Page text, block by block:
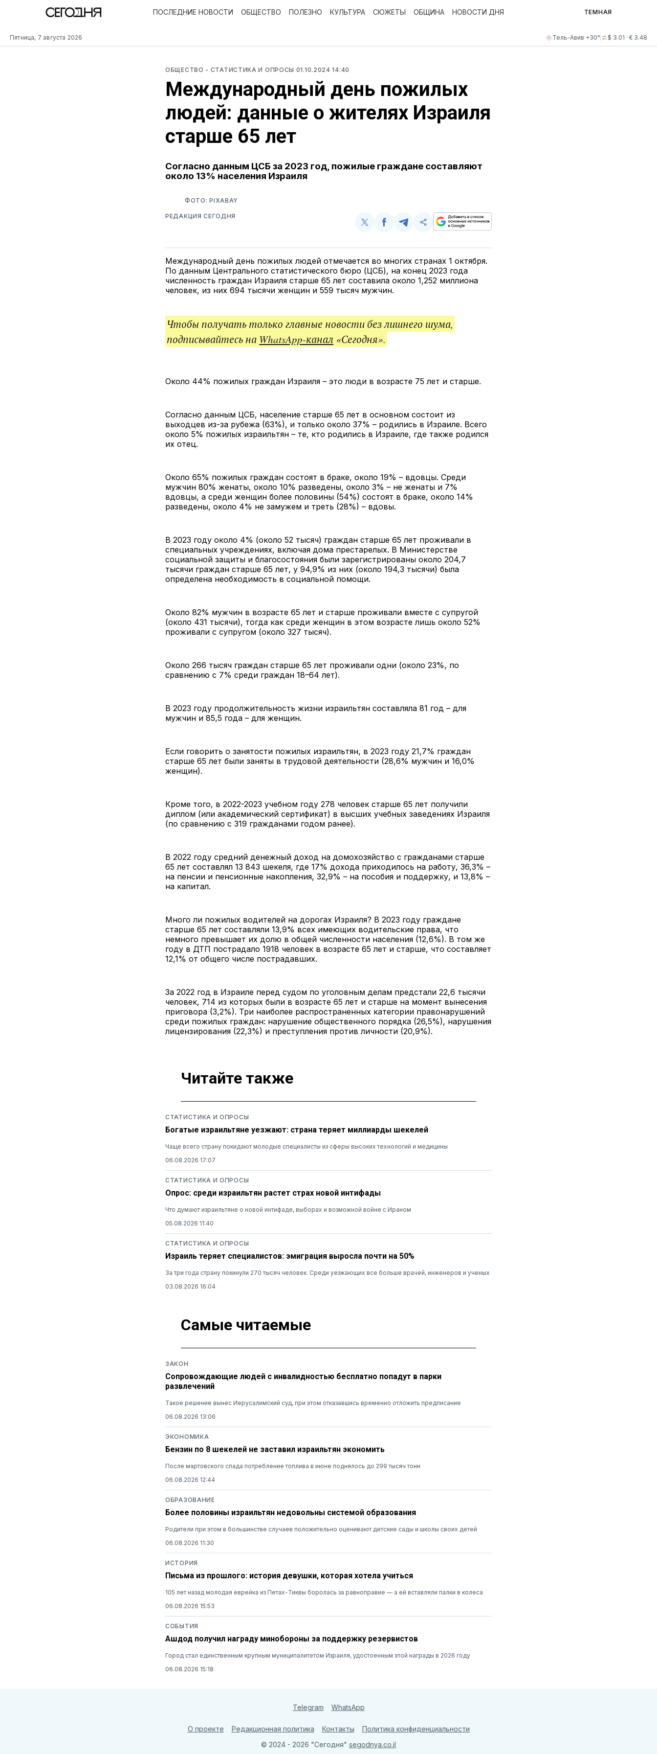
Пятница, 7 августа 2026 Тель-Авив +30° $ 3.01 · € 3.48
ПОСЛЕДНИЕ НОВОСТИ ОБЩЕСТВО ПОЛЕЗНО КУЛЬТУРА СЮЖЕТЫ ОБЩИНА НОВОСТИ ДНЯ ТЕМНАЯ
ОБЩЕСТВО - СТАТИСТИКА И ОПРОСЫ 01.10.2024 14:40
Международный день пожилых
людей: данные о жителях Израиля
старше 65 лет
Согласно данным ЦСБ за 2023 год, пожилые граждане составляют
около 13% населения Израиля
ФОТО: PIXABAY
РЕДАКЦИЯ СЕГОДНЯ
Поделиться
Twitter
Поделиться
Facebook
Поделиться
Telegram
Скопируйте
поделитесь
ссылкой
Международный день пожилых людей отмечается во многих странах 1 октября.
По данным Центрального статистического бюро (ЦСБ), на конец 2023 года
численность граждан Израиля старше 65 лет составила около 1,252 миллиона
человек, из них 694 тысячи женщин и 559 тысяч мужчин.
Чтобы получать только главные новости без лишнего шума,
подписывайтесь на WhatsApp-канал «Сегодня».
Около 44% пожилых граждан Израиля – это люди в возрасте 75 лет и старше.
Согласно данным ЦСБ, население старше 65 лет в основном состоит из
выходцев из-за рубежа (63%), и только около 37% – родились в Израиле. Всего
около 5% пожилых израильтян – те, кто родились в Израиле, где также родился
их отец.
Около 65% пожилых граждан состоят в браке, около 19% – вдовцы. Среди
мужчин 80% женаты, около 10% разведены, около 3% – не женаты и 7%
вдовцы, а среди женщин более половины (54%) состоят в браке, около 14%
разведены, около 4% не замужем и треть (28%) – вдовы.
В 2023 году около 4% (около 52 тысяч) граждан старше 65 лет проживали в
специальных учреждениях, включая дома престарелых. В Министерстве
социальной защиты и благосостояния были зарегистрированы около 204,7
тысячи граждан старше 65 лет, у 94,9% из них (около 194,3 тысячи) была
определена необходимость в социальной помощи.
Около 82% мужчин в возрасте 65 лет и старше проживали вместе с супругой
(около 431 тысячи), тогда как среди женщин в этом возрасте лишь около 52%
проживали с супругом (около 327 тысяч).
Около 266 тысяч граждан старше 65 лет проживали одни (около 23%, по
сравнению с 7% среди граждан 18–64 лет).
В 2023 году продолжительность жизни израильтян составляла 81 год – для
мужчин и 85,5 года – для женщин.
Если говорить о занятости пожилых израильтян, в 2023 году 21,7% граждан
старше 65 лет были заняты в трудовой деятельности (28,6% мужчин и 16,0%
женщин).
Кроме того, в 2022-2023 учебном году 278 человек старше 65 лет получили
диплом (или академический сертификат) в высших учебных заведениях Израиля
(по сравнению с 319 гражданами годом ранее).
В 2022 году средний денежный доход на домохозяйство с гражданами старше
65 лет составлял 13 843 шекеля, где 17% дохода приходилось на работу, 36,3% –
на пенсии и пенсионные накопления, 32,9% – на пособия и поддержку, и 13,8% –
на капитал.
Много ли пожилых водителей на дорогах Израиля? В 2023 году граждане
старше 65 лет составляли 13,9% всех имеющих водительские права, что
немного превышает их долю в общей численности населения (12,6%). В том же
году в ДТП пострадало 1918 человек в возрасте 65 лет и старше, что составляет
12,1% от общего числе пострадавших.
За 2022 год в Израиле перед судом по уголовным делам предстали 22,6 тысячи
человек, 714 из которых были в возрасте 65 лет и старше на момент вынесения
приговора (3,2%). Три наиболее распространенных категории правонарушений
среди пожилых граждан: нарушение общественного порядка (26,5%), нарушения
лицензирования (22,3%) и преступления против личности (20,9%).
Читайте также
СТАТИСТИКА И ОПРОСЫ
Богатые израильтяне уезжают: страна теряет миллиарды шекелей
Чаще всего страну покидают молодые специалисты из сферы высоких технологий и медицины
06.08.2026 17:07
СТАТИСТИКА И ОПРОСЫ
Опрос: среди израильтян растет страх новой интифады
Что думают израильтяне о новой интифаде, выборах и возможной войне с Ираном
05.08.2026 11:40
СТАТИСТИКА И ОПРОСЫ
Израиль теряет специалистов: эмиграция выросла почти на 50%
За три года страну покинули 270 тысяч человек. Среди уезжающих все больше врачей, инженеров и ученых
03.08.2026 16:04
Самые читаемые
ЗАКОН
Сопровождающие людей с инвалидностью бесплатно попадут в парки
развлечений
Такое решение вынес Иерусалимский суд, при этом отказавшись временно отложить предписание
06.08.2026 13:06
ЭКОНОМИКА
Бензин по 8 шекелей не заставил израильтян экономить
После мартовского спада потребление топлива в июне поднялось до 299 тысяч тонн
06.08.2026 12:44
ОБРАЗОВАНИЕ
Более половины израильтян недовольны системой образования
Родители при этом в большинстве случаев положительно оценивают детские сады и школы своих детей
06.08.2026 11:30
ИСТОРИЯ
Письма из прошлого: история девушки, которая хотела учиться
105 лет назад молодая еврейка из Петах-Тиквы боролась за равноправие — а ей вставляли палки в колеса
06.08.2026 15:53
СОБЫТИЯ
Ашдод получил награду минобороны за поддержку резервистов
Город стал единственным крупным муниципалитетом Израиля, удостоенным этой награды в 2026 году
06.08.2026 15:18
Telegram WhatsApp
О проекте Редакционная политика Контакты
Политика конфиденциальности
© 2024 - 2026 "Сегодня" segodnya.co.il